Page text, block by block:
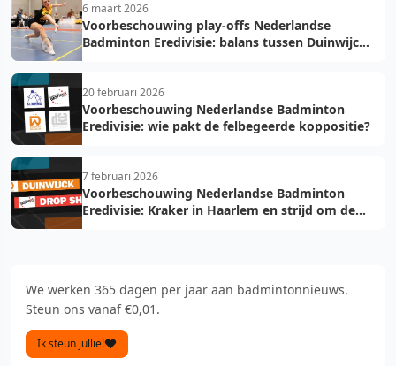
6 maart 2026
Voorbeschouwing play-offs Nederlandse
Badminton Eredivisie: balans tussen Duinwijck
20 februari 2026
Voorbeschouwing Nederlandse Badminton
Eredivisie: wie pakt de felbegeerde koppositie?
7 februari 2026
Voorbeschouwing Nederlandse Badminton
Eredivisie: Kraker in Haarlem en strijd om de
We werken 365 dagen per jaar aan badmintonnieuws.
Steun ons vanaf €0,01.
Ik steun jullie!